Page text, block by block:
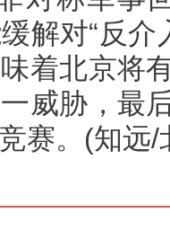
解对“反
着北京将
威胁，最
赛。(知远/